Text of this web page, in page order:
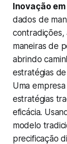
Inovação
dados de
contradições,
maneiras de
abrindo
estratégias
Uma
estratégias
eficácia.
modelo
precificação